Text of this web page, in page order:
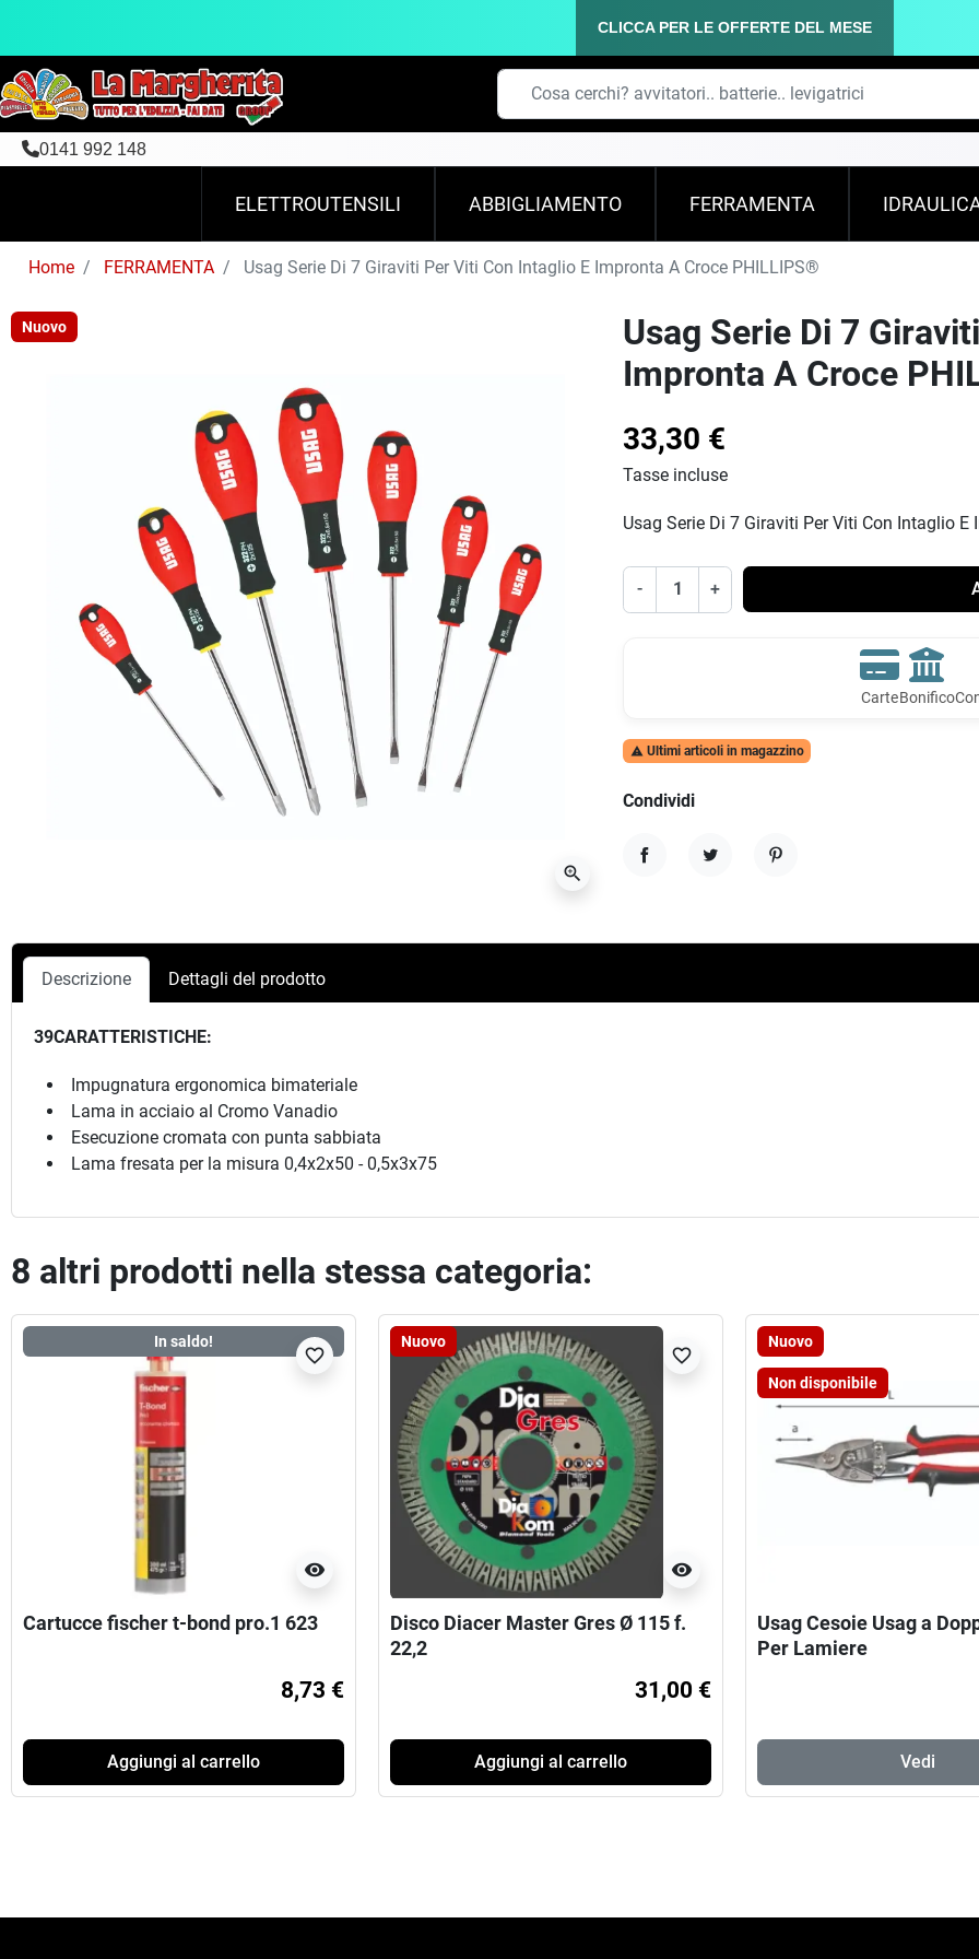
CLICCA PER LE OFFERTE DEL MESE
0141 992 148
ELETTROUTENSILI ABBIGLIAMENTO FERRAMENTA
Home FERRAMENTA Usag Serie Di 7 Giraviti Per Viti Con Intaglio E Impronta A Croce PHILLIPS®
Nuovo
zoom_in
Usag Serie Di 7
Impronta A Croce
33,30 €
Tasse incluse
Usag Serie Di 7 Giraviti Per Viti Con Intaglio
- +
CarteBonifico
 Ultimi articoli in magazzino
Condividi
Descrizione Dettagli del prodotto
39CARATTERISTICHE:
Impugnatura ergonomica bimateriale
Lama in acciaio al Cromo Vanadio
Esecuzione cromata con punta sabbiata
Lama fresata per la misura 0,4x2x50 - 0,5x3x75
8 altri prodotti nella stessa categoria:
In saldo!
visibility
favorite_border
Cartucce fischer t-bond pro.1 623
8,73 €
Aggiungi al carrello
Nuovo
visibility
favorite_border
Disco Diacer Master Gres Ø 115 f.
22,2
31,00 €
Aggiungi al carrello
Nuovo
Non disponibile
Usag Cesoie Usag a
Per Lamiere
Vedi